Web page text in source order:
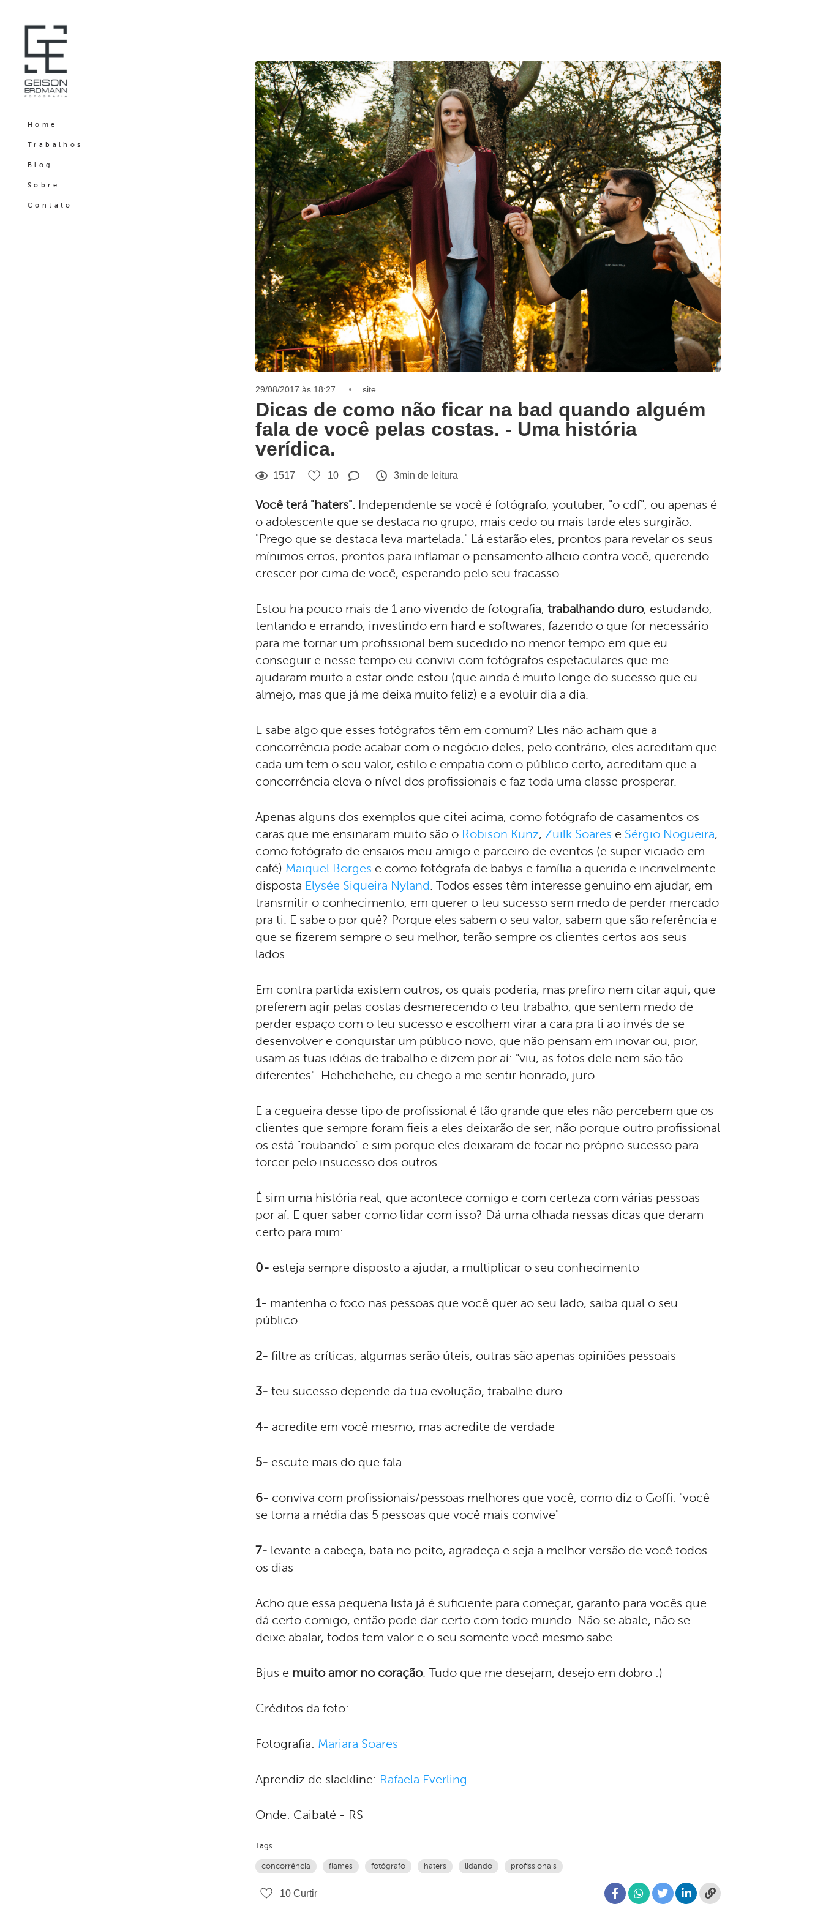
Home
Trabalhos
Blog
Sobre
Contato
29/08/2017 às 18:27 site
Dicas de como não ficar na bad quando alguém
fala de você pelas costas. - Uma história
verídica.
1517 10 3min de leitura
Você terá "haters". Independente se você é fotógrafo, youtuber, "o cdf", ou apenas é
o adolescente que se destaca no grupo, mais cedo ou mais tarde eles surgirão.
"Prego que se destaca leva martelada." Lá estarão eles, prontos para revelar os seus
mínimos erros, prontos para inflamar o pensamento alheio contra você, querendo
crescer por cima de você, esperando pelo seu fracasso.
Estou ha pouco mais de 1 ano vivendo de fotografia, trabalhando duro, estudando,
tentando e errando, investindo em hard e softwares, fazendo o que for necessário
para me tornar um profissional bem sucedido no menor tempo em que eu
conseguir e nesse tempo eu convivi com fotógrafos espetaculares que me
ajudaram muito a estar onde estou (que ainda é muito longe do sucesso que eu
almejo, mas que já me deixa muito feliz) e a evoluir dia a dia.
E sabe algo que esses fotógrafos têm em comum? Eles não acham que a
concorrência pode acabar com o negócio deles, pelo contrário, eles acreditam que
cada um tem o seu valor, estilo e empatia com o público certo, acreditam que a
concorrência eleva o nível dos profissionais e faz toda uma classe prosperar.
Apenas alguns dos exemplos que citei acima, como fotógrafo de casamentos os
caras que me ensinaram muito são o Robison Kunz, Zuilk Soares e Sérgio Nogueira,
como fotógrafo de ensaios meu amigo e parceiro de eventos (e super viciado em
café) Maiquel Borges e como fotógrafa de babys e família a querida e incrivelmente
disposta Elysée Siqueira Nyland . Todos esses têm interesse genuino em ajudar, em
transmitir o conhecimento, em querer o teu sucesso sem medo de perder mercado
pra ti. E sabe o por quê? Porque eles sabem o seu valor, sabem que são referência e
que se fizerem sempre o seu melhor, terão sempre os clientes certos aos seus
lados.
Em contra partida existem outros, os quais poderia, mas prefiro nem citar aqui, que
preferem agir pelas costas desmerecendo o teu trabalho, que sentem medo de
perder espaço com o teu sucesso e escolhem virar a cara pra ti ao invés de se
desenvolver e conquistar um público novo, que não pensam em inovar ou, pior,
usam as tuas idéias de trabalho e dizem por aí: "viu, as fotos dele nem são tão
diferentes". Hehehehehe, eu chego a me sentir honrado, juro.
E a cegueira desse tipo de profissional é tão grande que eles não percebem que os
clientes que sempre foram fieis a eles deixarão de ser, não porque outro profissional
os está "roubando" e sim porque eles deixaram de focar no próprio sucesso para
torcer pelo insucesso dos outros.
É sim uma história real, que acontece comigo e com certeza com várias pessoas
por aí. E quer saber como lidar com isso? Dá uma olhada nessas dicas que deram
certo para mim:
0- esteja sempre disposto a ajudar, a multiplicar o seu conhecimento
1- mantenha o foco nas pessoas que você quer ao seu lado, saiba qual o seu
público
2- filtre as críticas, algumas serão úteis, outras são apenas opiniões pessoais
3- teu sucesso depende da tua evolução, trabalhe duro
4- acredite em você mesmo, mas acredite de verdade
5- escute mais do que fala
6- conviva com profissionais/pessoas melhores que você, como diz o Goffi: "você
se torna a média das 5 pessoas que você mais convive"
7- levante a cabeça, bata no peito, agradeça e seja a melhor versão de você todos
os dias
Acho que essa pequena lista já é suficiente para começar, garanto para vocês que
dá certo comigo, então pode dar certo com todo mundo. Não se abale, não se
deixe abalar, todos tem valor e o seu somente você mesmo sabe.
Bjus e muito amor no coração. Tudo que me desejam, desejo em dobro :)
Créditos da foto:
Fotografia: Mariara Soares
Aprendiz de slackline: Rafaela Everling
Onde: Caibaté - RS
Tags
concorrência flames fotógrafo haters lidando profissionais
10 Curtir